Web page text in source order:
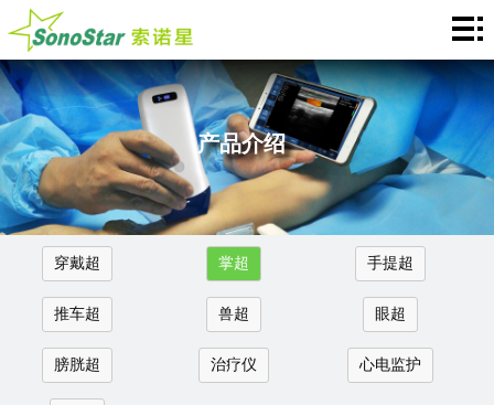
Home
关
于
我
们
新
闻
中
产
品
应
产品介绍
穿戴超 掌超 手提超
推车超 兽超 眼超
膀胱超 治疗仪 心电监护